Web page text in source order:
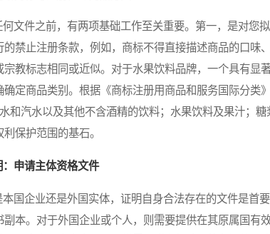
件之前，有两项基础工作至关重要。第一，是对您
的禁止注册条款，例如，商标不得直接描述商品的口味
宗教标志相同或近似。对于水果饮料品牌，一个具有显
确定商品类别。根据《商标注册用商品和服务国际分类
和汽水以及其他不含酒精的饮料；水果饮料及果汁；
保护范围的基石。
申请主体资格文件
企业还是外国实体，证明自身合法存在的文件是首
本。对于外国企业或个人，则需要提供在其原属国有